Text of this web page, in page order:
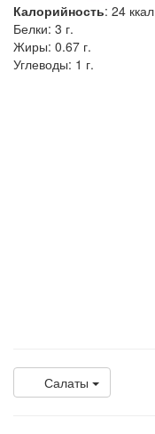
Калорийность: 24 ккал
Белки: 3 г.
Жиры: 0.67 г.
Углеводы: 1 г.
Салаты